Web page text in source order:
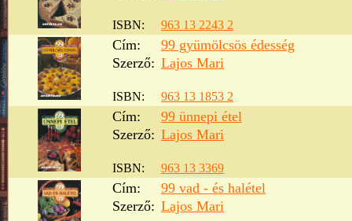
ISBN: 963 13 2243 2
Cím:
99 gyümölcsös édesség
Szerző: Lajos Mari
ISBN: 963 13 1853 2
Cím:
99 ünnepi étel
Szerző: Lajos Mari
ISBN: 963 13 3369
Cím:
99 vad - és halétel
Szerző: Lajos Mari